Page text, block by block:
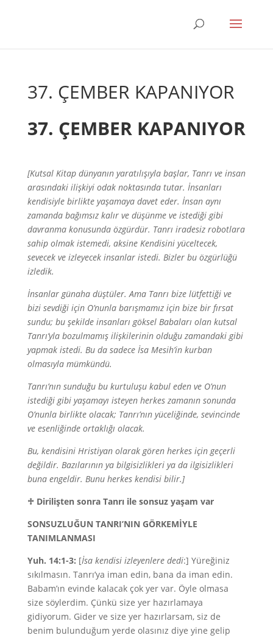
37. ÇEMBER KAPANIYOR
37. ÇEMBER KAPANIYOR
[Kutsal Kitap dünyanın yaratılışıyla başlar, Tanrı ve insan
arasındaki ilişkiyi odak noktasında tutar. İnsanları
kendisiyle birlikte yaşamaya davet eder. İnsan aynı
zamanda bağımsız kalır ve düşünme ve istediği gibi
davranma konusunda özgürdür. Tanrı iradesiz robotlara
sahip olmak istemedi, aksine Kendisini yüceltecek,
sevecek ve izleyecek insanlar istedi. Bizler bu özgürlüğü
izledik.
İnsanlar günaha düştüler. Ama Tanrı bize lütfettiği ve
bizi sevdiği için O’nunla barışmamız için bize bir fırsat
sundu; bu şekilde insanları göksel Babaları olan kutsal
Tanrı’yla bozulmamış ilişkilerinin olduğu zamandaki gibi
yapmak istedi. Bu da sadece İsa Mesih’in kurban
olmasıyla mümkündü.
Tanrı’nın sunduğu bu kurtuluşu kabul eden ve O’nun
istediği gibi yaşamayı isteyen herkes zamanın sonunda
O’nunla birlikte olacak; Tanrı’nın yüceliğinde, sevincinde
ve esenliğinde ortaklığı olacak.
Bu, kendisini Hristiyan olarak gören herkes için geçerli
değildir. Bazılarının ya bilgisizlikleri ya da ilgisizlikleri
buna engeldir. Bunu herkes kendisi bilir.]
♱ Dirilişten sonra Tanrı ile sonsuz yaşam var
SONSUZLUĞUN TANRI’NIN GÖRKEMİYLE
TANIMLANMASI
Yuh. 14:1-3: [İsa kendisi izleyenlere dedi:] Yüreğiniz
sıkılmasın. Tanrı’ya iman edin, bana da iman edin.
Babam’ın evinde kalacak çok yer var. Öyle olmasa
size söylerdim. Çünkü size yer hazırlamaya
gidiyorum. Gider ve size yer hazırlarsam, siz de
benim bulunduğum yerde olasınız diye yine gelip